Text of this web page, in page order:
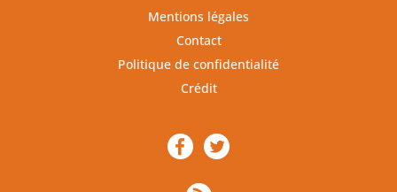
Mentions légales
Contact
Politique de confidentialité
Crédit